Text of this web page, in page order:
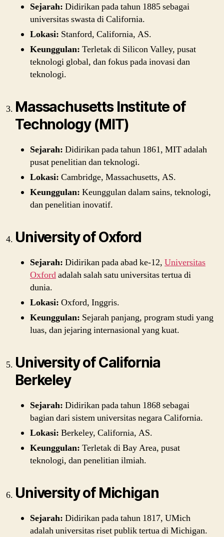
Sejarah: Didirikan pada tahun 1885 sebagai
universitas swasta di California.
Lokasi: Stanford, California, AS.
Keunggulan: Terletak di Silicon Valley, pusat
teknologi global, dan fokus pada inovasi dan
teknologi.
Massachusetts Institute of
Technology (MIT)
Sejarah: Didirikan pada tahun 1861, MIT adalah
pusat penelitian dan teknologi.
Lokasi: Cambridge, Massachusetts, AS.
Keunggulan: Keunggulan dalam sains, teknologi,
dan penelitian inovatif.
University of Oxford
Sejarah: Didirikan pada abad ke-12, Universitas
Oxfordadalah salah satu universitas tertua di
dunia.
Lokasi: Oxford, Inggris.
Keunggulan: Sejarah panjang, program studi yang
luas, dan jejaring internasional yang kuat.
University of California
Berkeley
Sejarah: Didirikan pada tahun 1868 sebagai
bagian dari sistem universitas negara California.
Lokasi: Berkeley, California, AS.
Keunggulan: Terletak di Bay Area, pusat
teknologi, dan penelitian ilmiah.
University of Michigan
Sejarah: Didirikan pada tahun 1817, UMich
adalah universitas riset publik tertua di Michigan.